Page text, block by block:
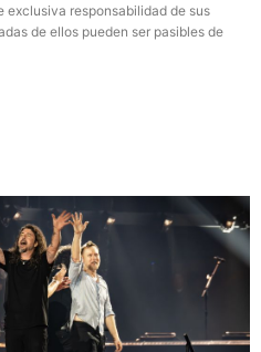
exclusiva responsabilidad de sus
de ellos pueden ser pasibles de